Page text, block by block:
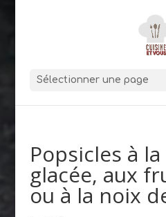
Sélectionner une page
Popsicles à
glacée, aux
ou à la noix